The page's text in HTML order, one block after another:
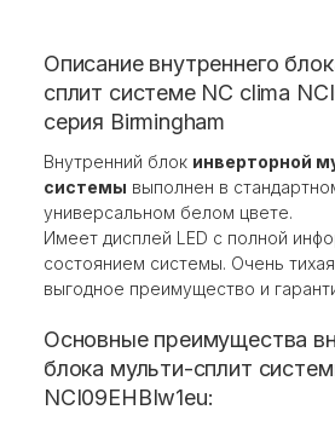
Описание внутреннего
сплит системе NC clima
серия Birmingham
Внутренний блок инверторной
системы выполнен в
универсальном белом цвете.
Имеет дисплей LED с полной
состоянием системы. Очень
выгодное преимущество и
Основные преимущества
блока мульти-сплит
NCI09EHBIw1eu: